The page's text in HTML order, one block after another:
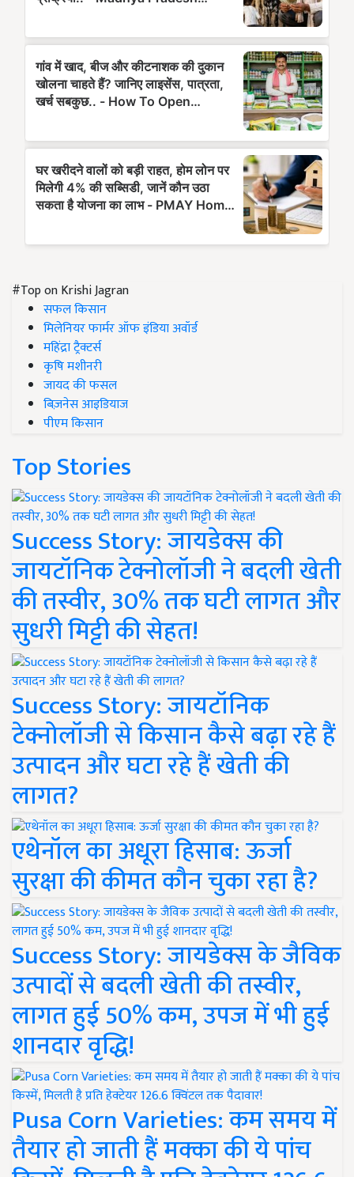
#Top on Krishi Jagran
सफल किसान
मिलेनियर फार्मर ऑफ इंडिया अवॉर्ड
महिंद्रा ट्रैक्टर्स
कृषि मशीनरी
जायद की फसल
बिज़नेस आइडियाज
पीएम किसान
Top Stories
Success Story: जायडेक्स की
जायटॉनिक टेक्नोलॉजी ने बदली खेती
की तस्वीर, 30% तक घटी लागत और
सुधरी मिट्टी की सेहत!
Success Story: जायटॉनिक
टेक्नोलॉजी से किसान कैसे बढ़ा रहे हैं
उत्पादन और घटा रहे हैं खेती की
लागत?
एथेनॉल का अधूरा हिसाब: ऊर्जा
सुरक्षा की कीमत कौन चुका रहा है?
Success Story: जायडेक्स के जैविक
उत्पादों से बदली खेती की तस्वीर,
लागत हुई 50% कम, उपज में भी हुई
शानदार वृद्धि!
Pusa Corn Varieties: कम समय में
तैयार हो जाती हैं मक्का की ये पांच